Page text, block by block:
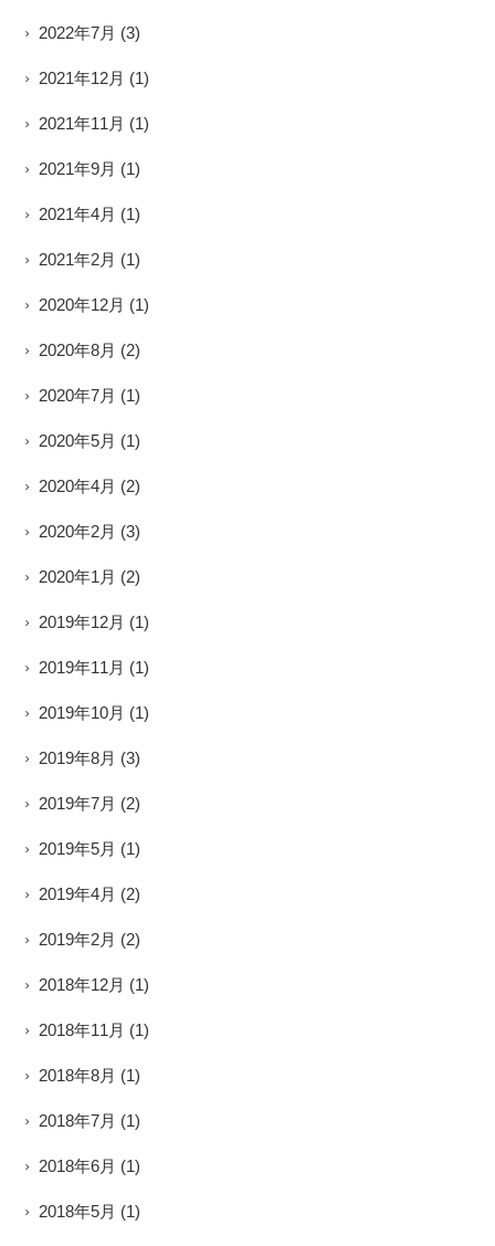
2022年7月 (3)
2021年12月 (1)
2021年11月 (1)
2021年9月 (1)
2021年4月 (1)
2021年2月 (1)
2020年12月 (1)
2020年8月 (2)
2020年7月 (1)
2020年5月 (1)
2020年4月 (2)
2020年2月 (3)
2020年1月 (2)
2019年12月 (1)
2019年11月 (1)
2019年10月 (1)
2019年8月 (3)
2019年7月 (2)
2019年5月 (1)
2019年4月 (2)
2019年2月 (2)
2018年12月 (1)
2018年11月 (1)
2018年8月 (1)
2018年7月 (1)
2018年6月 (1)
2018年5月 (1)